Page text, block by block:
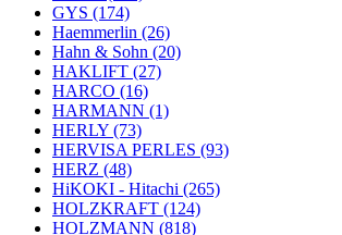
GYS (174)
Haemmerlin (26)
Hahn & Sohn (20)
HAKLIFT (27)
HARCO (16)
HARMANN (1)
HERLY (73)
HERVISA PERLES (93)
HERZ (48)
HiKOKI - Hitachi (265)
HOLZKRAFT (124)
HOLZMANN (818)